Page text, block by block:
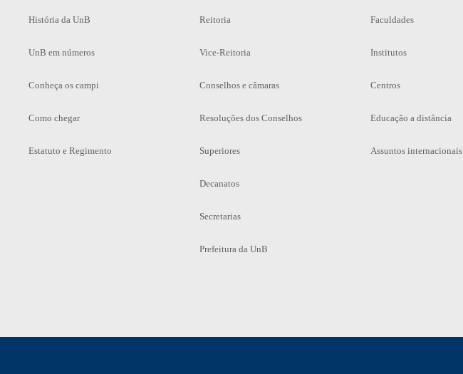
História da UnB
UnB em números
Conheça os campi
Como chegar
Estatuto e Regimento
Reitoria
Vice-Reitoria
Conselhos e câmaras
Resoluções dos Conselhos
Superiores
Decanatos
Secretarias
Prefeitura da UnB
Faculdades
Institutos
Centros
Educação a distância
Assuntos internacionais